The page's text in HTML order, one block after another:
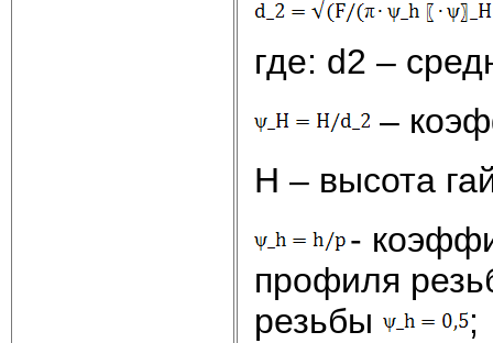
где: d2 –
–
Н – высота
-
профиля
резьбы
;